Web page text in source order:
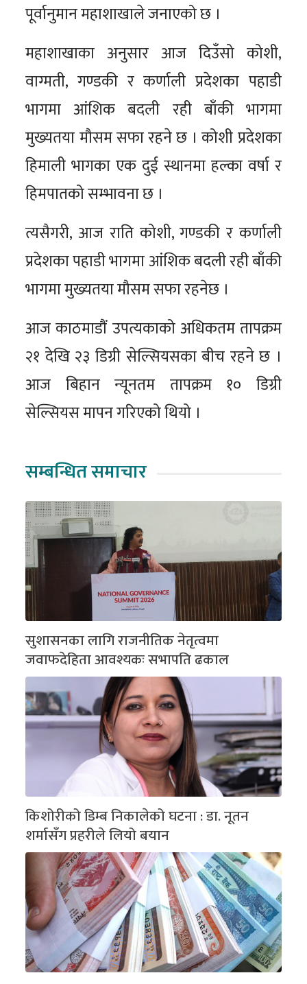
पूर्वानुमान महाशाखाले जनाएको छ ।
महाशाखाका अनुसार आज दिउँसो कोशी,
वाग्मती, गण्डकी र कर्णाली प्रदेशका पहाडी
भागमा आंशिक बदली रही बाँकी भागमा
मुख्यतया मौसम सफा रहने छ । कोशी प्रदेशका
हिमाली भागका एक दुई स्थानमा हल्का वर्षा र
हिमपातको सम्भावना छ ।
त्यसैगरी, आज राति कोशी, गण्डकी र कर्णाली
प्रदेशका पहाडी भागमा आंशिक बदली रही बाँकी
भागमा मुख्यतया मौसम सफा रहनेछ ।
आज काठमाडौं उपत्यकाको अधिकतम तापक्रम
२१ देखि २३ डिग्री सेल्सियसका बीच रहने छ ।
आज बिहान न्यूनतम तापक्रम १० डिग्री
सेल्सियस मापन गरिएको थियो ।
सम्बन्धित समाचार
सुशासनका लागि राजनीतिक नेतृत्वमा
जवाफदेहिता आवश्यकः सभापति ढकाल
किशोरीको डिम्ब निकालेको घटना : डा. नूतन
शर्मासँग प्रहरीले लियो बयान